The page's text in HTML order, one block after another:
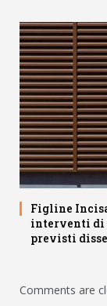
Figline
interventi di
previsti
Comments are